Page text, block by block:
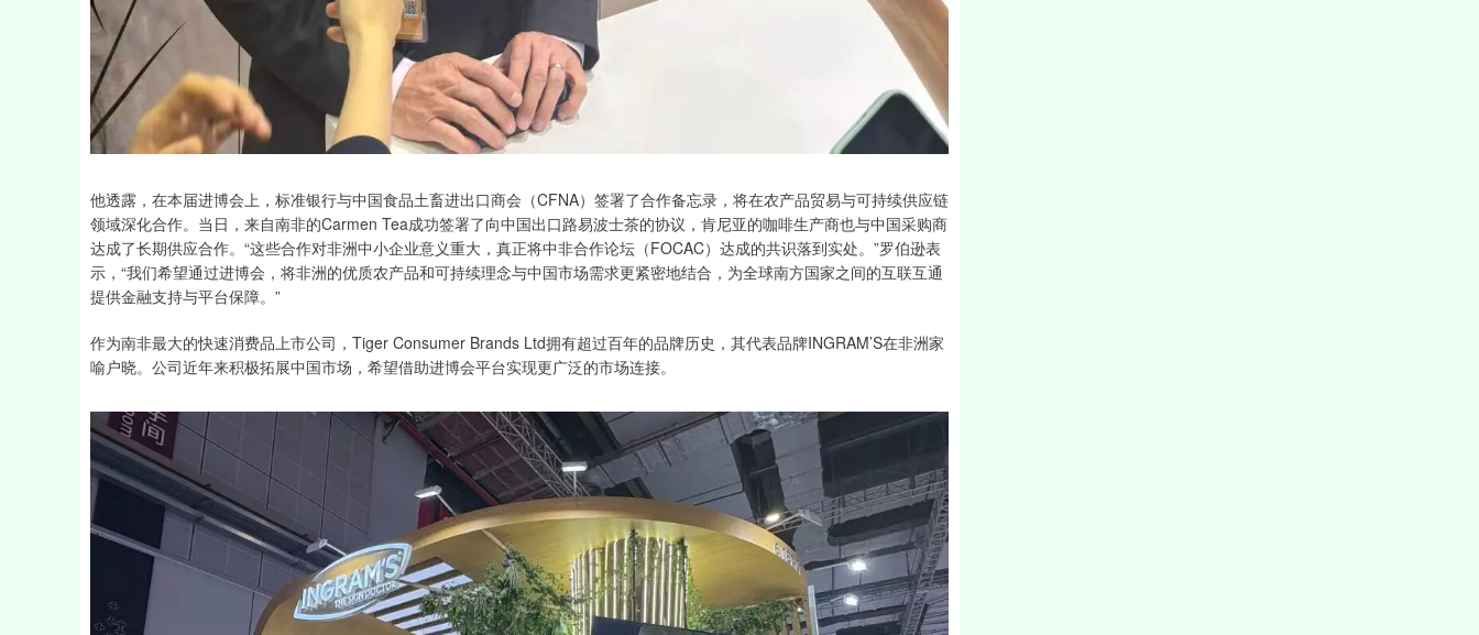
他透露，在本届进博会上，标准银行与中国食品土畜进出口商会（CFNA）签署了合作备忘录，将在农产品贸易与可持续供应链
领域深化合作。当日，来自南非的Carmen Tea成功签署了向中国出口路易波士茶的协议，肯尼亚的咖啡生产商也与中国采购商
达成了长期供应合作。“这些合作对非洲中小企业意义重大，真正将中非合作论坛（FOCAC）达成的共识落到实处。”罗伯逊表
示，“我们希望通过进博会，将非洲的优质农产品和可持续理念与中国市场需求更紧密地结合，为全球南方国家之间的互联互通
提供金融支持与平台保障。”
作为南非最大的快速消费品上市公司，Tiger Consumer Brands Ltd拥有超过百年的品牌历史，其代表品牌INGRAM’S在非洲家
喻户晓。公司近年来积极拓展中国市场，希望借助进博会平台实现更广泛的市场连接。